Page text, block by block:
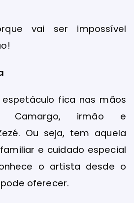
vai ser impossível
fica nas mãos
Camargo, irmão e
Ou seja, tem aquela
e cuidado especial
o artista desde o
oferecer.